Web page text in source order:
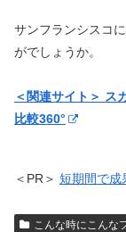
サンフランシスコ
がでしょうか。
＜関連サイト＞ ス
比較360°
＜PR＞ 短期間で成
こんな時にこんな